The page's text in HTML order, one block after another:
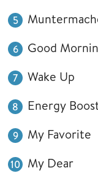
Good
Wake Up
Energy
My Favorite
My Dear